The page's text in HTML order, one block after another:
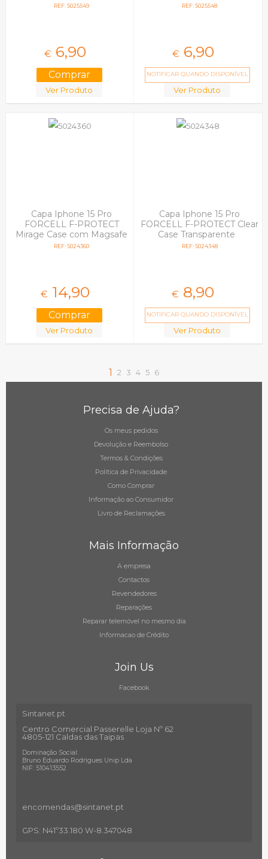
REF: 5025549
€ 6,90
Ver Produto
REF: 5025548
€ 6,90
NOTIFICAR QUANDO DISPONÍVEL
Ver Produto
Capa Iphone 15 Pro
FORCELL F-PROTECT
Mirage Case com Magsafe
Wild Panther
REF: 5024360
€ 14,90
Ver Produto
Capa Iphone 15 Pro
FORCELL F-PROTECT Clear
Case Transparente
REF: 5024348
€ 8,90
NOTIFICAR QUANDO DISPONÍVEL
Ver Produto
1 2 3 4 5 6
Precisa de Ajuda?
Os meus pedidos
Devolução e Reembolso
Termos & Condições
Política de Privacidade
Como Comprar
Informação ao Consumidor
Livro de Reclamações
Mais Informação
A empresa
Contactos
Revendedores
Reparações
Reparar telemóvel no mesmo dia
Informacao de Crédito
Join Us
Facebook
Sintanet.pt
Centro Comercial Passerelle Loja Nº 62
4805-121 Caldas das Taipas
Dominação Social:
Bruno Eduardo Rodrigues Unip Lda
NIF: 510413552
encomendas@sintanet .pt
GPS: N41º33.180 W-8.347048